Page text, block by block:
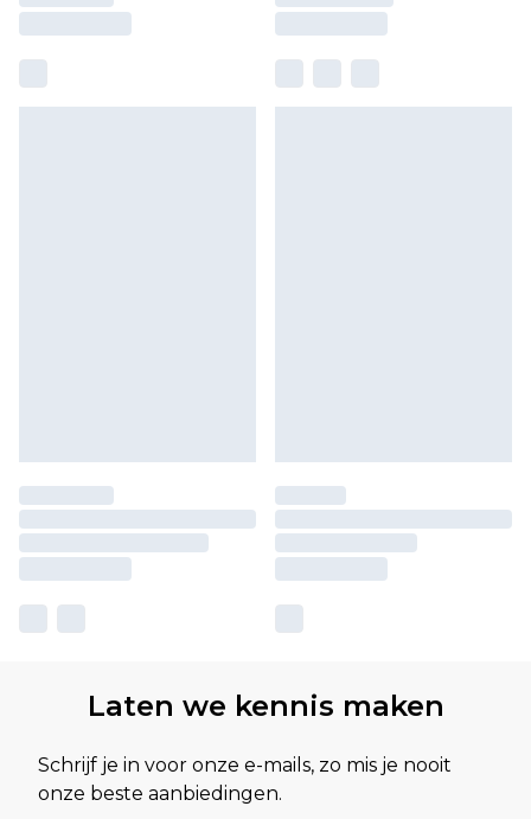
Laten we kennis maken
Schrijf je in voor onze e-mails, zo mis je nooit
onze beste aanbiedingen.